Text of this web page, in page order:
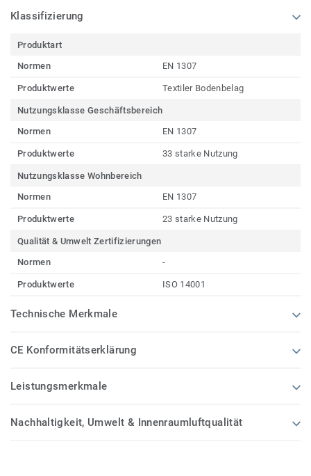
Klassifizierung
Produktart
Normen
EN 1307
Produktwerte Textiler Bodenbelag
Nutzungsklasse Geschäftsbereich
Normen
EN 1307
Produktwerte 33 starke Nutzung
Nutzungsklasse Wohnbereich
Normen
EN 1307
Produktwerte 23 starke Nutzung
Qualität & Umwelt Zertifizierungen
Normen
-
Produktwerte ISO 14001
Technische Merkmale
CE Konformitätserklärung
Leistungsmerkmale
Nachhaltigkeit, Umwelt & Innenraumluftqualität